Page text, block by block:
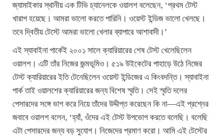
জ্যামাইকার স্থানীয় এক টিভি চ্যানেলকে ওয়ালশ বলেছেন, ‘প্রথম টেস্ট
খারাপ হয়েছে। আমরা ভালো করতে পারিনি। ওয়েস্ট ইন্ডিজ ভালো খেলছে।
তবে দ্বিতীয় টেস্টে আমরা ভালো খেলার ব্যাপারে আশাবাদী।’
এই স্যাবাইনা পার্কেই ২০০১ সালে ক্যারিয়ারের শেষ টেস্ট খেলেছিলেন
ওয়ালশ। এটি তাঁর নিজের জন্মভূমিও। ৫১৯ উইকেটের পাহাড়ে উঠে নিজের
টেস্ট ক্যারিয়ারের ইতি টেনেছিলেন ওয়েস্ট ইন্ডিজের এ কিংবদন্তি। স্যাবাইনা
পার্ক তাই ওয়ালশের ক্যারিয়ারের জন্য বিশেষ স্মৃতি। সেই স্মৃতি দলের
পেসারদের সঙ্গে ভাগ করে নিয়ে তাঁদের উদ্দীপ্ত করেছেন কি না—এই প্রশ্নের
জবাবে ওয়ালশ বলেন, ‘হ্যাঁ, ওঁদের এই টেস্ট উপভোগ করতে বলেছি। বলেছি
এটা পেসারদের জন্য বড় সুযোগ। নিজেদের প্রমাণ করো। আমি এই টেস্টের